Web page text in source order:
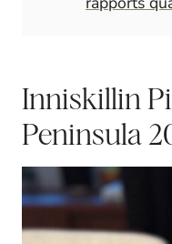
Inniskillin
Peninsula